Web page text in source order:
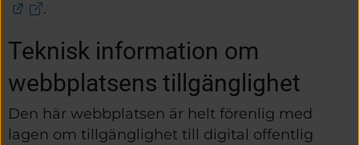
Länk till annan webbplats.
.
Teknisk information om
webbplatsens tillgänglighet
Den här webbplatsen är helt förenlig med
lagen om tillgänglighet till digital offentlig